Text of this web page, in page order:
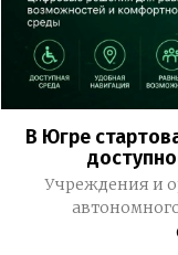
В Югре
Учреждения и